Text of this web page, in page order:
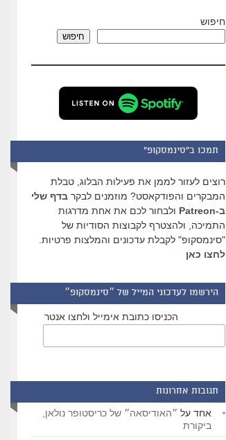
שמע.
חיפוש
חיפוש
תמכו ב"סינמסקופ"
רוצים לעזור לממן את פעילות הבלוג, טבלת
המבקרים והפודקאסט? מוזמנים לבקר בדף שלי
ב-Patreon
ולבחור לכם את אחת מדרגות
התמיכה, ולהצטרף לקבוצות הסודיות של
"סינמסקופ" לקבלת עדכונים והמלצות פרטיות.
לחצו כאן
הירשמו לעדכוני המייל של ״סינמסקופ״
הכניסו כתובת אימייל ולחצו אנטר
תגובות אחרונות
אחד על ״האודיסאה״ של כריסטופר נולאן,
ביקורת